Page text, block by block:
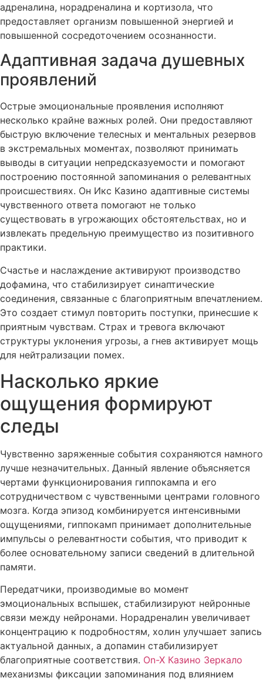
адреналина, норадреналина и кортизола, что
предоставляет организм повышенной энергией и
повышенной сосредоточением осознанности.
Адаптивная задача душевных
проявлений
Острые эмоциональные проявления исполняют
несколько крайне важных ролей. Они предоставляют
быструю включение телесных и ментальных резервов
в экстремальных моментах, позволяют принимать
выводы в ситуации непредсказуемости и помогают
построению постоянной запоминания о релевантных
происшествиях. Он Икс Казино адаптивные системы
чувственного ответа помогают не только
существовать в угрожающих обстоятельствах, но и
извлекать предельную преимущество из позитивного
практики.
Счастье и наслаждение активируют производство
дофамина, что стабилизирует синаптические
соединения, связанные с благоприятным впечатлением.
Это создает стимул повторить поступки, принесшие к
приятным чувствам. Страх и тревога включают
структуры уклонения угрозы, а гнев активирует мощь
для нейтрализации помех.
Насколько яркие
ощущения формируют
следы
Чувственно заряженные события сохраняются намного
лучше незначительных. Данный явление объясняется
чертами функционирования гиппокампа и его
сотрудничеством с чувственными центрами головного
мозга. Когда эпизод комбинируется интенсивными
ощущениями, гиппокамп принимает дополнительные
импульсы о релевантности события, что приводит к
более основательному записи сведений в длительной
памяти.
Передатчики, производимые во момент
эмоциональных вспышек, стабилизируют нейронные
связи между нейронами. Норадреналин увеличивает
концентрацию к подробностям, холин улучшает запись
актуальной данных, а допамин стабилизирует
благоприятные соответствия. On-X Казино Зеркало
механизмы фиксации запоминания под влиянием